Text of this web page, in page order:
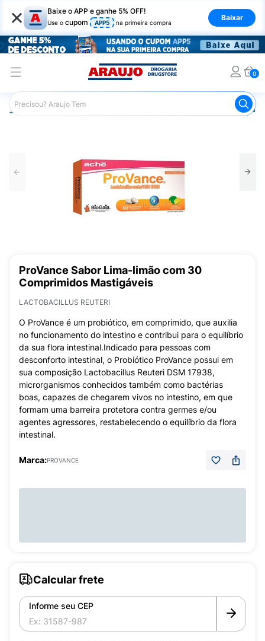
× Baixe o APP e ganhe 5% OFF!
Use o cupom APP5 na primeira compra
Baixar
0
Araujo Medicamentos Remédio para o Estômago e
ProVance Sabor Lima-limão com 30
Comprimidos Mastigáveis
LACTOBACILLUS REUTERI
O ProVance é um probiótico, em comprimido, que auxilia
no funcionamento do intestino e contribui para o equilíbrio
da sua flora intestinal.Indicado para pessoas com
desconforto intestinal, o Probiótico ProVance possui em
sua composição Lactobacillus Reuteri DSM 17938,
microrganismos conhecidos também como bactérias
boas, capazes de chegarem vivos no intestino, em que
formam uma barreira protetora contra germes e/ou
agentes agressores, restabelecendo o equilíbrio da flora
intestinal.
Marca:PROVANCE
Calcular frete
Informe seu CEP